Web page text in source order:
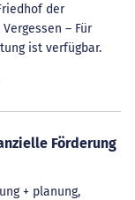
der
– Für
ist verfügbar.
Förderung
+ planung,